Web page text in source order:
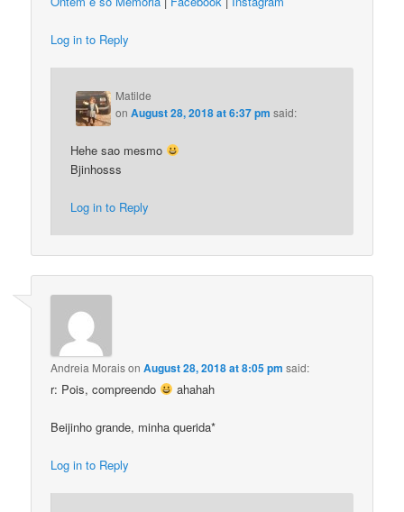
Log in to Reply
Matilde
onAugust 28, 2018 at 6:37 pm said:
Hehe sao mesmo
Bjinhosss
Log in to Reply
Andreia MoraisonAugust 28, 2018 at 8:05 pm said:
r: Pois, compreendo ahahah
Beijinho grande, minha querida*
Log in to Reply